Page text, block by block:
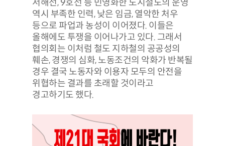
서해선, 9호선 등 민영화한 도시철도의 운영
역시 부족한 인력, 낮은 임금, 열악한 처우
등으로 파업과 농성이 이어졌다. 이들은
올해에도 투쟁을 이어나가고 있다. 그래서
협의회는 이처럼 철도 지하철의 공공성의
훼손, 경쟁의 심화, 노동조건의 악화가 반복될
경우 결국 노동자와 이용자 모두의 안전을
위협하는 결과를 초래할 것이라고
경고하기도 했다.